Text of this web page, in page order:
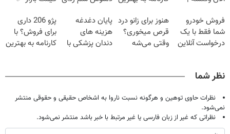
میلیون تومان!!!
فروش خودرو
شما فقط با یک
درخواست آنلاین
هنوز برای زانو درد
قرص میخوری؟
وقتی می‌شه
پایان دغدغه
هزینه های
دندان پزشکی با
پژو 206 داری
برای فروش؟ با
کارنامه به بهترین
نظر شما
نظرات حاوی توهین و هرگونه نسبت ناروا به اشخاص حقیقی و حقوقی منتشر
نمی‌شود.
نظراتی که غیر از زبان فارسی یا غیر مرتبط با خبر باشد منتشر نمی‌شود.